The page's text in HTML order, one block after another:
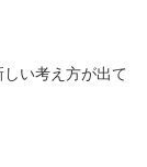
い考え方が出て